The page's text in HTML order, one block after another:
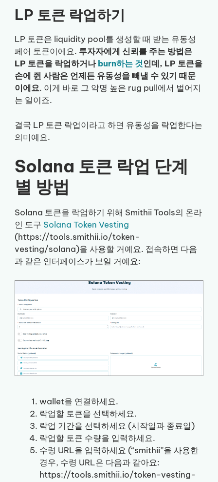
LP 토큰 락업하기
LP 토큰은 liquidity pool를 생성할 때 받는 유동성
페어 토큰이에요. 투자자에게 신뢰를 주는 방법은
LP 토큰을 락업하거나burn하는 것인데, LP 토큰을
손에 쥔 사람은 언제든 유동성을 빼낼 수 있기 때문
이에요. 이게 바로 그 악명 높은 rug pull에서 벌어지
는 일이죠.
결국 LP 토큰 락업이라고 하면 유동성을 락업한다는
의미예요.
Solana 토큰 락업 단계
별 방법
Solana 토큰을 락업하기 위해 Smithii Tools의 온라
인 도구 Solana Token Vesting
(https://tools.smithii.io/token-
vesting/solana)을 사용할 거예요. 접속하면 다음
과 같은 인터페이스가 보일 거예요:
wallet을 연결하세요.
락업할 토큰을 선택하세요.
락업 기간을 선택하세요 (시작일과 종료일)
락업할 토큰 수량을 입력하세요.
수령 URL을 입력하세요 (“smithii”을 사용한
경우, 수령 URL은 다음과 같아요:
https://tools.smithii.io/token-vesting-